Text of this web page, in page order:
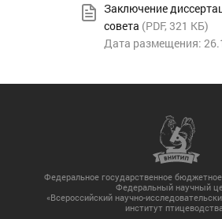
Заключение
совета (PDF, 321 КБ)
Дата размещения:
Федеральное государственное
Федеральный научный
«Всероссийский научно-
институт